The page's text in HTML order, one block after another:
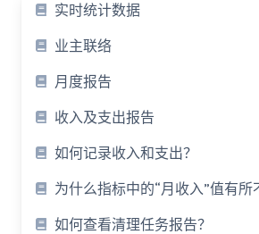
实时统计数据
业主联络
月度报告
收入及支出报告
如何记录收入和支出？
为什么指标中的“月收入”值有所
如何查看清理任务报告？